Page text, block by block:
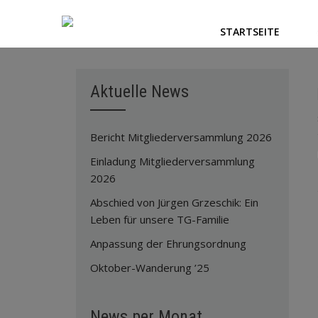
STARTSEITE
Aktuelle News
Bericht Mitgliederversammlung 2026
Einladung Mitgliederversammlung
2026
Abschied von Jürgen Grzeschik: Ein
Leben für unsere TG-Familie
Anpassung der Ehrungsordnung
Oktober-Wanderung ’25